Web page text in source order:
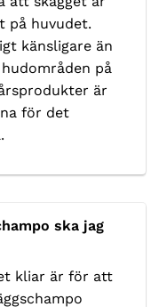
på huvudet.
känsligare än
på
är
för det
ska jag
kliar är för att